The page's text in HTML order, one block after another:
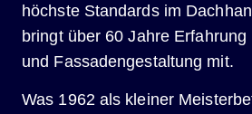
höchste Standards im
bringt über 60 Jahre
und Fassadengestaltung mit.
Was 1962 als kleiner